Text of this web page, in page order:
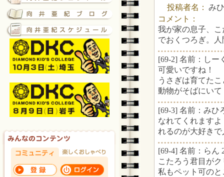
投稿者名： み
コメント：
我が家の息子、
でおくつろぎ。
[69-2] 名前：しー
可愛いですね！
うさぎは育てた
動物がそばにい
[69-3] 名前：みひ
なれてくれます
れるのが大好き
[69-4] 名前：らん
こたろう君目が
私もペット可の